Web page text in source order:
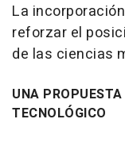
La
reforzar el
de las ciencias
UNA
TECNOLÓGICO